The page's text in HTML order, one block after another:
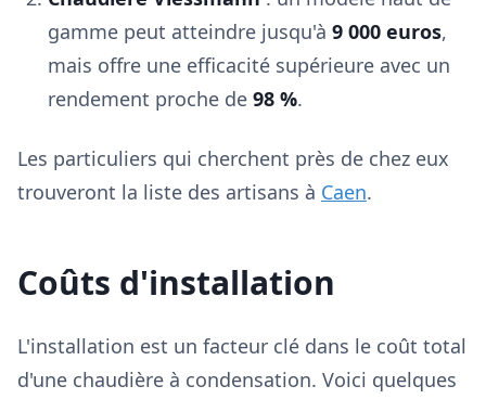
gamme peut atteindre jusqu'à 9 000 euros,
mais offre une efficacité supérieure avec un
rendement proche de 98 %.
Les particuliers qui cherchent près de chez eux
trouveront la liste des artisans à Caen.
Coûts d'installation
L'installation est un facteur clé dans le coût total
d'une chaudière à condensation. Voici quelques